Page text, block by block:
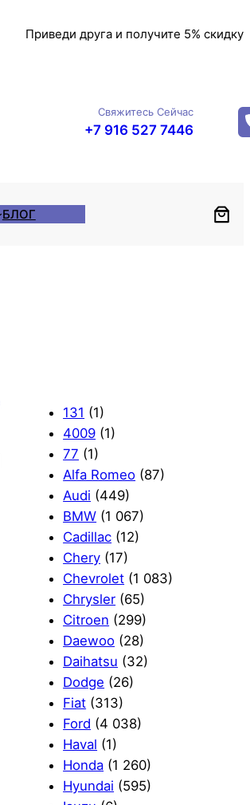
Приведи друга и получите 5% скидку
Свяжитесь Сейчас
+7 916 527 7446
БЛОГ
131 (1)
4009 (1)
77 (1)
Alfa Romeo (87)
Audi (449)
BMW (1 067)
Cadillac (12)
Chery (17)
Chevrolet (1 083)
Chrysler (65)
Citroen (299)
Daewoo (28)
Daihatsu (32)
Dodge (26)
Fiat (313)
Ford (4 038)
Haval (1)
Honda (1 260)
Hyundai (595)